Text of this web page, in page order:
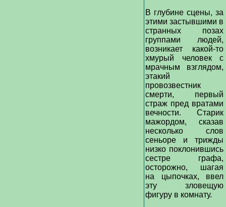
В глубине сцены, за
этими застывшими в
странных позах
группами людей,
возникает какой-то
хмурый человек с
мрачным взглядом,
этакий
провозвестник
смерти, первый
страж пред вратами
вечности. Старик
мажордом, сказав
несколько слов
сеньоре и трижды
низко поклонившись
сестре графа,
осторожно, шагая
на цыпочках, ввел
эту зловещую
фигуру в комнату.